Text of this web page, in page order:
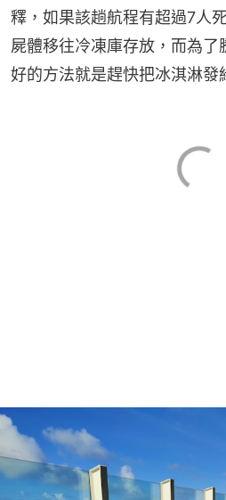
釋，如果該趟航程有超過7人
屍體移往冷凍庫存放，而為了
好的方法就是趕快把冰淇淋發